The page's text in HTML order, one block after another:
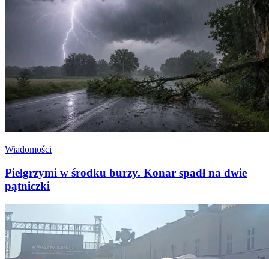
Wiadomości
Pielgrzymi w środku burzy. Konar spadł na dwie
pątniczki